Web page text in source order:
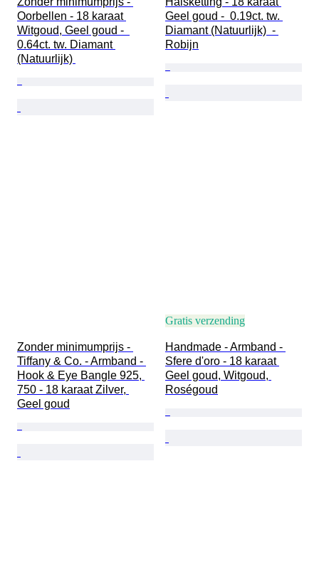
Oorbellen - 18 karaat
Witgoud, Geel goud -
0.64ct. tw. Diamant
(Natuurlijk)
Geel goud -  0.19ct. tw.
Diamant (Natuurlijk)  -
Robijn
Zonder minimumprijs -
Tiffany & Co. - Armband -
Hook & Eye Bangle 925,
750 - 18 karaat Zilver,
Geel goud
Gratis verzending
Handmade - Armband -
Sfere d'oro - 18 karaat
Geel goud, Witgoud,
Roségoud